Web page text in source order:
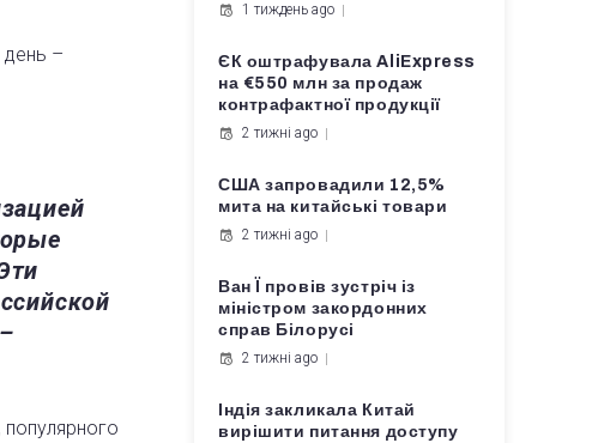
–
1 тиждень ago
ЄК оштрафувала AliExpress
на €550 млн за продаж
контрафактної продукції
2 тижні ago
США запровадили 12,5%
мита на китайські товари
2 тижні ago
Ван Ї провів зустріч із
міністром закордонних
справ Білорусі
2 тижні ago
Індія закликала Китай
вирішити питання доступу